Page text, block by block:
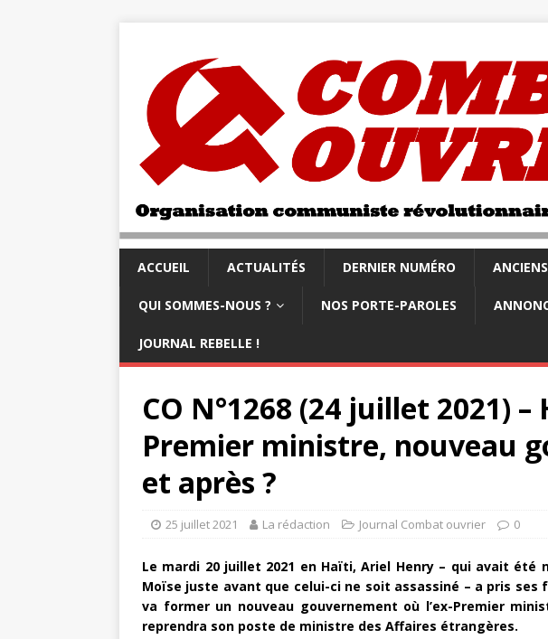
ACCUEIL ACTUALITÉS DERNIER NUMÉRO
QUI SOMMES-NOUS ? NOS PORTE-PAROLES
JOURNAL REBELLE !
CO N°1268 (24 juillet 2021)
Premier ministre, nouveau
et après ?
25 juillet 2021 La rédaction Journal Combat ouvrier 0
Le mardi 20 juillet 2021 en Haïti, Ariel Henry – qui avait été
Moïse juste avant que celui-ci ne soit assassiné – a pris
va former un nouveau gouvernement où l’ex-Premier
reprendra son poste de ministre des Affaires étrangères.